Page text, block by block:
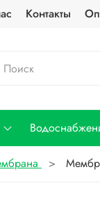
Контакты